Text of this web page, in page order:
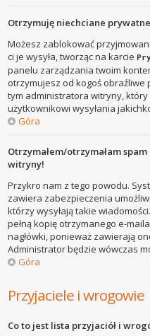
Otrzymuję niechciane
Możesz zablokować
ci je wysyła, tworząc na karcie
panelu zarządzania twoim
otrzymujesz od kogoś
tym administratora witryny, który
użytkownikowi wysyłania
Góra
Otrzymałem/otrzymałam
witryny!
Przykro nam z tego powodu.
zawiera zabezpieczenia
którzy wysyłają takie
pełną kopię otrzymanego e-
nagłówki, ponieważ zawierają
Administrator będzie wówczas
Góra
Przyjaciele i wrogowie
Co to jest lista przyjaciół i